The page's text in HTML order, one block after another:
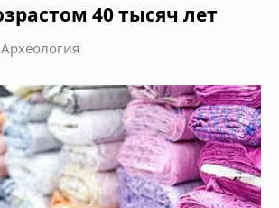
40 тысяч лет
Археология